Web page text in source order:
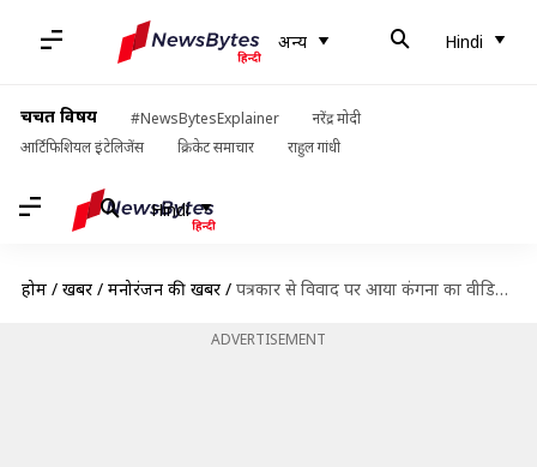
अन्य Hindi
चर्चित विषय #NewsBytesExplainer
नरेंद्र मोदी
आर्टिफिशियल इंटेलिजेंस
क्रिकेट समाचार राहुल गांधी
Hindi
होम / खबरें / मनोरंजन की खबरें / पत्रकार से विवाद पर आया कंगना का वीडियो, कहा- 'नहीं मांगूगी माफी, प्लीज मुझे बैन करो'
ADVERTISEMENT